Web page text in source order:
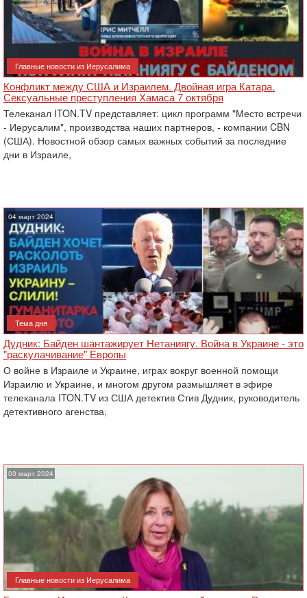
Главные новости из Иерусалима
Конфликт между США и Израилем. Двойная игра Катара.
Сексуальные преступления Хамаса 7 октября
Телеканал ITON.TV представляет: цикл программ "Место встречи
- Иерусалим", производства наших партнеров, - компании CBN
(США). Новостной обзор самых важных событий за последние
дни в Израиле,
04 март 2024
Тема дня
Дудник: Байден шантажирует Нетаниягу. Война в Украине - это
"раскулачивание" Европы
О войне в Израиле и Украине, играх вокруг военной помощи
Израилю и Украине, и многом другом размышляет в эфире
телеканала ITON.TV из США детектив Стив Дудник, руководитель
детективного агенства,
03 март 2024
Главные новости из Иерусалима